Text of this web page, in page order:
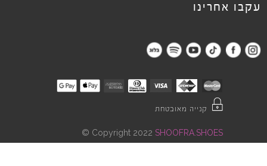
עקבו אחרינו
קנייה מאובטחת
Copyright 2022 SHOOFRA.SHOES
©